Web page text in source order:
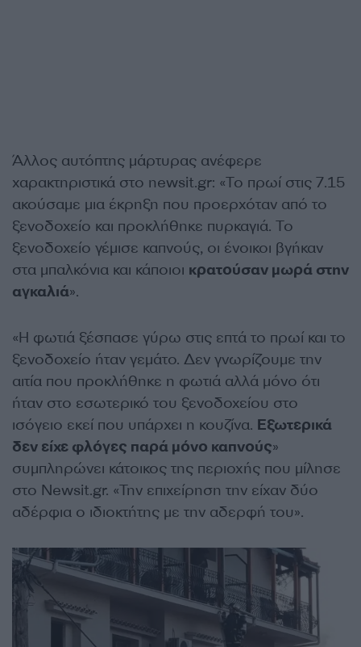
Άλλος αυτόπτης μάρτυρας ανέφερε
χαρακτηριστικά στο newsit.gr: «Το πρωί στις 7.15
ακούσαμε μια έκρηξη που προερχόταν από το
ξενοδοχείο και προκλήθηκε πυρκαγιά. Το
ξενοδοχείο γέμισε καπνούς, οι ένοικοι βγήκαν
στα μπαλκόνια και κάποιοι κρατούσαν μωρά στην
αγκαλιά».
«Η φωτιά ξέσπασε γύρω στις επτά το πρωί και το
ξενοδοχείο ήταν γεμάτο. Δεν γνωρίζουμε την
αιτία που προκλήθηκε η φωτιά αλλά μόνο ότι
ήταν στο εσωτερικό του ξενοδοχείου στο
ισόγειο εκεί που υπάρχει η κουζίνα. Εξωτερικά
δεν είχε φλόγες παρά μόνο καπνούς»
συμπληρώνει κάτοικος της περιοχής που μίλησε
στο Newsit.gr. «Την επιχείρηση την είχαν δύο
αδέρφια ο ιδιοκτήτης με την αδερφή του».